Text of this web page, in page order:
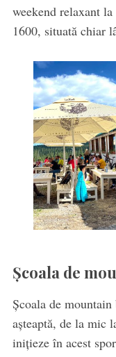
weekend relaxant
1600, situată chiar
Școala de
Școala de
așteaptă, de la mic
inițieze în acest